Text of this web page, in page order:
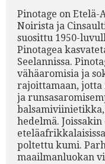
Pinotage on Etelä-
Noirista ja
suosittu 1950-
Pinotagea
Seelannissa.
vähäaromisia ja
rajoittamaan,
ja
hedelmä.
poltettu kumi.
maailmanluokan